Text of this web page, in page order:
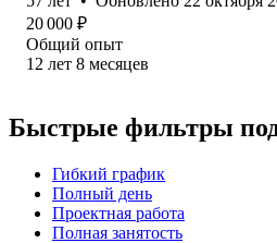
20 000 ₽
Общий опыт
12 лет 8 месяцев
Быстрые фильтры
Гибкий график
Полный день
Проектная работа
Полная занятость